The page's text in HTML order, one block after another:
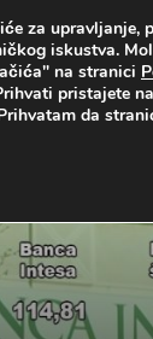
UŽIVO
za upravljanje,
iskustva.
na stranici
pristajete
da